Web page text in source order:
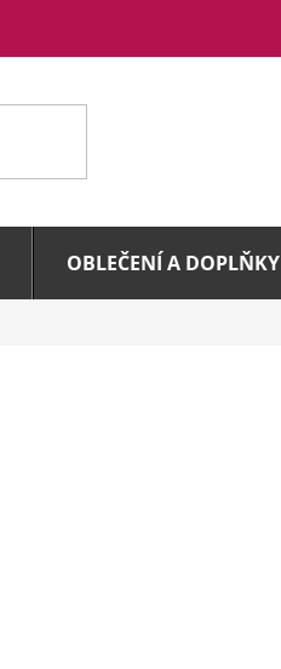
OBLEČENÍ A DOPLŇKY